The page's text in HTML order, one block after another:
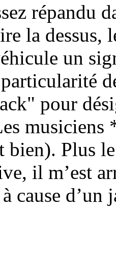
répandu
la dessus,
un
pour
bien). Plus
il m’est
cause